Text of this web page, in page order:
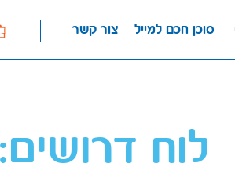
צור קשר סוכן חכם למייל
לוח